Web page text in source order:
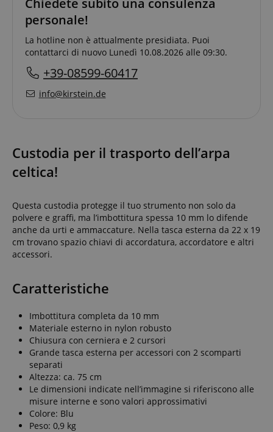
personale!
La hotline non è attualmente presidiata. Puoi
contattarci di nuovo Lunedì 10.08.2026 alle 09:30.
+39-08599-60417
info@kirstein.de
Custodia per il trasporto dell’arpa
celtica!
Questa custodia protegge il tuo strumento non solo da
polvere e graffi, ma l’imbottitura spessa 10 mm lo difende
anche da urti e ammaccature. Nella tasca esterna da 22 x 19
cm trovano spazio chiavi di accordatura, accordatore e altri
accessori.
Caratteristiche
Imbottitura completa da 10 mm
Materiale esterno in nylon robusto
Chiusura con cerniera e 2 cursori
Grande tasca esterna per accessori con 2 scomparti
separati
Altezza: ca. 75 cm
Le dimensioni indicate nell’immagine si riferiscono alle
misure interne e sono valori approssimativi
Colore: Blu
Peso: 0,9 kg